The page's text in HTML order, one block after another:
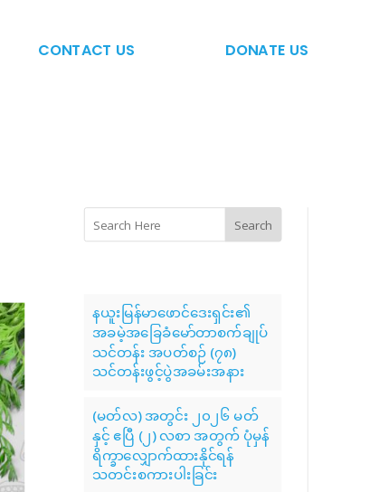
CONTACT US DONATE US
Search
နယူးမြန်မာဖောင်ဒေးရှင်း၏
အခမဲ့အခြေခံမော်တာစက်ချုပ်
သင်တန်း အပတ်စဉ် (၇၈)
သင်တန်းဖွင့်ပွဲအခမ်းအနား
(မတ်လ) အတွင်း ၂၀၂၆ မတ်
နှင့် ဧပြီ (၂) လစာ အတွက် ပုံမှန်
ရိက္ခာလျှောက်ထားနိုင်ရန်
သတင်းစကားပါးခြင်း